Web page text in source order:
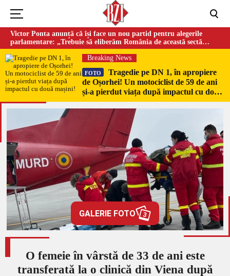
Victor Ponta anunță că își face un nou partid pentru alegerile
parlamentare: „Trebuie să eliberăm România de această sectă
globalistă”
Breaking News
FOTO
Tragedie pe DN 1, în apropiere
de Oșorhei! Un motociclist de 59 de ani
și-a pierdut viața după impactul cu două
mașini!
GALERIE FOTO 3
O femeie în vârstă de 33 de ani este
transferată la o clinică din Viena după